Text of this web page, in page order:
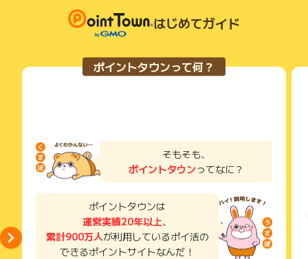
・ファンドが完売次第掲載終了となります。
・公式のキャンペーンは対象外となります。
※ポイントに関するお問い合わせは、ポイントタウンのサポート
て一度でも同サービス・お買い物を利用されたことがある場合
ご利用前には、Cookieの削除をおこなっていただくことを推奨
サービス・お買い物利用時にお電話など2つ以上の申し込み方
法がある場合、必ずサイト上のWEBフォームからお申し込みく
了などのメールは、ポイント獲得するまで必ず保管してくださ
獲得待ち・獲得失敗の状態でお問い合わせされる際に、該当の
メールを送っていただく場合がございます。
そのため、紛失・破棄された場合は対応いたしかねますので、
ご注意ください。
(※) SafariやChromeなどwebサイトを表示するアプリのこと
条件を達成しているかどうかは各広告主ではなく、代理店が行
っているため、広告主はポイントに関する詳細を把握しており
そのため、ポイントタウンのポイントに関するお問い合わせを
広告主様に直接行わないようお願いいたします。
はじめてガイド
ポイントタウンって何？
そもそも、
ポイントタウンってなに？
ポイントタウンは
運営実績20年以上、
累計900万人が利用しているポイ活の
できるポイントサイトなんだ！